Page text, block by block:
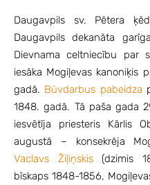
Daugavpils sv. Pētera
Daugavpils dekanāta
Dievnama celtniecību par
iesāka Mogiļevas kanoniķis
gadā. Būvdarbus pabeidza
1848. gadā. Tā paša gada
iesvētīja priesteris Kārlis
augustā – konsekrēja
Vaclavs Žiļiņskis(dzimis
bīskaps 1848-1856,